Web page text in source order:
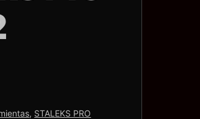
, STALEKS PRO